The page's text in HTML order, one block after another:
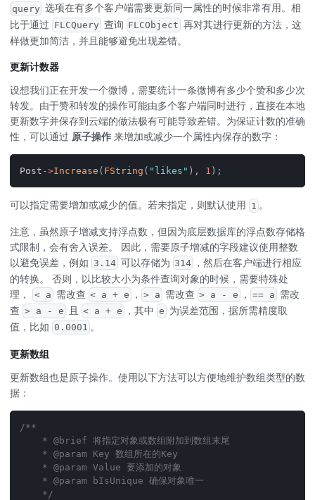
query 选项在有多个客户端需要更新同一属性的时候非常有用。相
比于通过 FLCQuery 查询 FLCObject 再对其进行更新的方法，这
样做更加简洁，并且能够避免出现差错。
更新计数器
设想我们正在开发一个微博，需要统计一条微博有多少个赞和多少次
转发。由于赞和转发的操作可能由多个客户端同时进行，直接在本地
更新数字并保存到云端的做法极有可能导致差错。为保证计数的准确
性，可以通过 原子操作 来增加或减少一个属性内保存的数字：
Post ->Increase ( FString ( "likes" ) , 1 ) ;
可以指定需要增加或减少的值。若未指定，则默认使用 1 。
注意，虽然原子增减支持浮点数，但因为底层数据库的浮点数存储格
式限制，会有舍入误差。 因此，需要原子增减的字段建议使用整数
以避免误差，例如 3.14 可以存储为 314 ，然后在客户端进行相应
的转换。 否则，以比较大小为条件查询对象的时候，需要特殊处
理，
< a 需改查 < a + e ， > a 需改查 > a - e ， == a 需改
查 > a - e 且 < a + e ，其中 e 为误差范围，据所需精度取
值，比如 0.0001 。
更新数组
更新数组也是原子操作。使用以下方法可以方便地维护数组类型的数
据：
/**
    * @brief 将指定对象或数组附加到数组末尾
    * @param Key 数组所在的Key
    * @param Value 要添加的对象
    * @param bIsUnique 确保对象唯一
    */